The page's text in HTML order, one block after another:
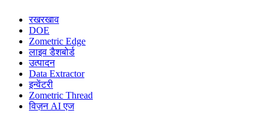
रखरखाव
DOE
Zometric Edge
लाइव डैशबोर्ड
उत्पादन
Data Extractor
इन्वेंटरी
Zometric Thread
विज़न AI एज